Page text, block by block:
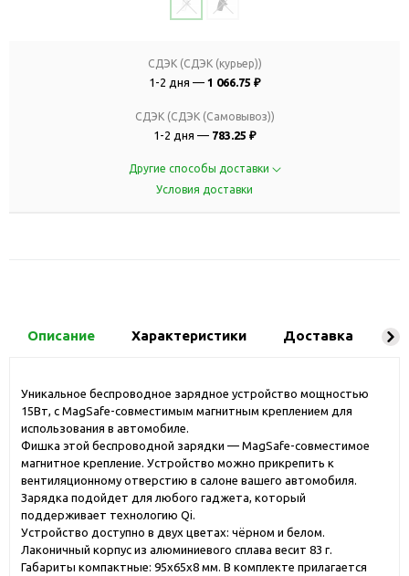
СДЭК (СДЭК (курьер))
1-2 дня — 1 066.75 ₽
СДЭК (СДЭК (Самовывоз))
1-2 дня — 783.25 ₽
Другие способы доставки
Условия доставки
Описание Характеристики Доставка
Уникальное беспроводное зарядное устройство мощностью
15Вт, с MagSafe-совместимым магнитным креплением для
использования в автомобиле.
Фишка этой беспроводной зарядки — MagSafe-совместимое
магнитное крепление. Устройство можно прикрепить к
вентиляционному отверстию в салоне вашего автомобиля.
Зарядка подойдет для любого гаджета, который
поддерживает технологию Qi.
Устройство доступно в двух цветах: чёрном и белом.
Лаконичный корпус из алюминиевого сплава весит 83 г.
Габариты компактные: 95х65х8 мм. В комплекте прилагается